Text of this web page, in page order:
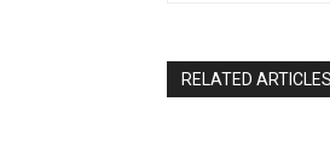
RELATED ARTICLES